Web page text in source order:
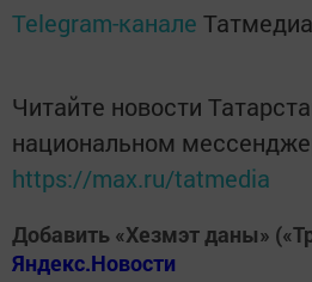
Telegram-канале Татмедиа
Читайте новости
национальном
https://max.ru/tatmedia
Добавить «Хезмэт даны»
Яндекс.Новости